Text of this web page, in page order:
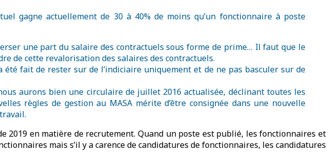
gagne actuellement de 30 à 40% de moins qu’un fonctionnaire à poste
une part du salaire des contractuels sous forme de prime… Il faut que le
de cette revalorisation des salaires des contractuels.
fait de rester sur de l’indiciaire uniquement et de ne pas basculer sur de
aurons bien une circulaire de juillet 2016 actualisée, déclinant toutes les
règles de gestion au MASA mérite d’être consignée dans une nouvelle
2019 en matière de recrutement. Quand un poste est publié, les fonctionnaires et
mais s’il y a carence de candidatures de fonctionnaires, les candidatures